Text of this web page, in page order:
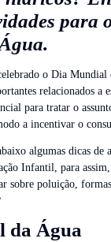
para
o Dia Mundial
relacionados a
para tratar o
a incentivar o
algumas dicas de
Infantil, para
sobre poluição,
da Água